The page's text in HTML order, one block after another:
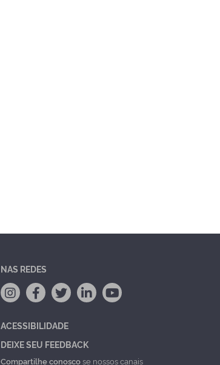
NAS REDES
ACESSIBILIDADE
DEIXE SEU FEEDBACK
Compartilhe conoscose nossos canais